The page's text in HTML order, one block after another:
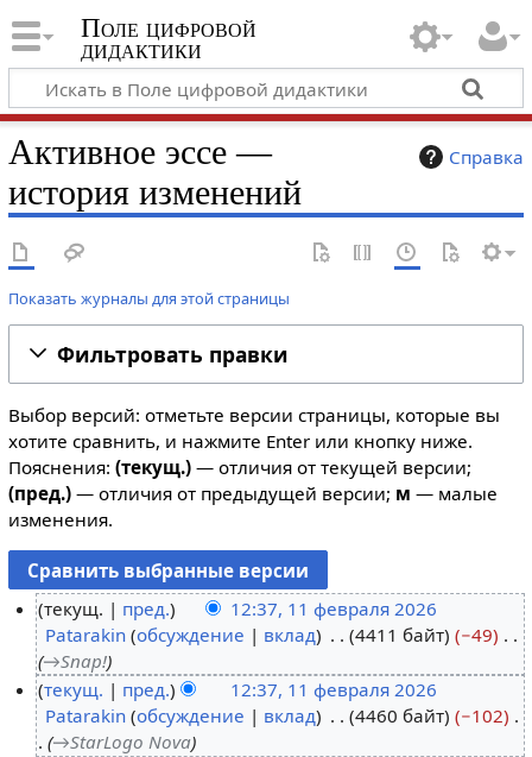
Поле цифровой
дидактики
Справка
Активное эссе —
история изменений
Показать журналы для этой страницы
Фильтровать правки
Выбор версий: отметьте версии страницы, которые вы
хотите сравнить, и нажмите Enter или кнопку ниже.
Пояснения: (текущ.)— отличия от текущей версии;
(пред.)— отличия от предыдущей версии; м — малые
изменения.
ф
текущ. пред.
12:37, 11 февраля 2026
Patarakin обсуждение вклад 4411 байт
−49
→Snap!
текущ.
пред.
12:37, 11 февраля 2026
Patarakin обсуждение вклад 4460 байт
−102
→StarLogo Nova